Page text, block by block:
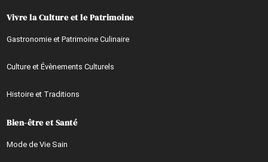
Vivre la Culture et le Patrimoine
Gastronomie et Patrimoine Culinaire
Culture et Évènements Culturels
Histoire et Traditions
Bien-être et Santé
Mode de Vie Sain